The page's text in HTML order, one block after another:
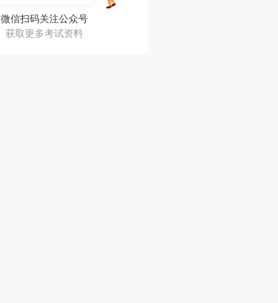
微信扫码关注公众号
获取更多考试资料